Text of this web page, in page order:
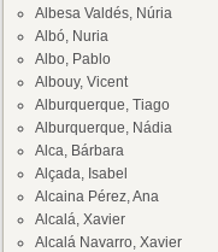
Albesa Valdés, Núria
Albó, Nuria
Albo, Pablo
Albouy, Vicent
Alburquerque, Tiago
Alburquerque, Nádia
Alca, Bárbara
Alçada, Isabel
Alcaina Pérez, Ana
Alcalá, Xavier
Alcalá Navarro, Xavier